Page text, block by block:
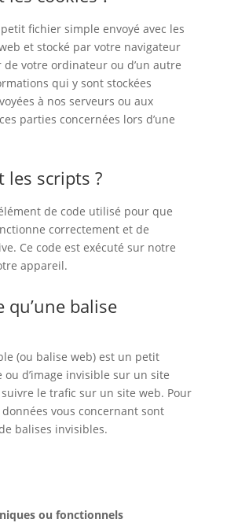
fichier simple envoyé avec les
et stocké par votre navigateur
votre ordinateur ou d’un autre
qui y sont stockées
à nos serveurs ou aux
parties concernées lors d’une
les scripts ?
de code utilisé pour que
correctement et de
Ce code est exécuté sur notre
appareil.
qu’une balise
(ou balise web) est un petit
ou d’image invisible sur un site
le trafic sur un site web. Pour
vous concernant sont
balises invisibles.
ou fonctionnels